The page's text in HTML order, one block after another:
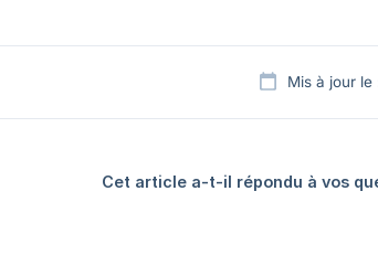
Mis à jour
Cet article a-t-il répondu à vos